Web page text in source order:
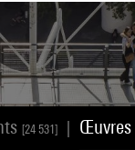
[24 531] Œuvres